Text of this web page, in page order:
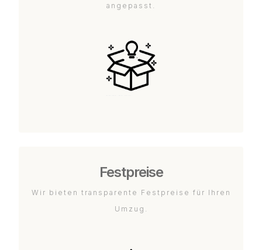
angepasst.
Festpreise
Wir bieten transparente Festpreise für Ihren
Umzug.